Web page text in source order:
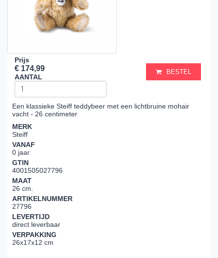
Prijs
€ 174,99
AANTAL
BESTEL
Een klassieke Steiff teddybeer met een lichtbruine mohair
vacht - 26 centimeter
MERK
Steiff
VANAF
0 jaar
GTIN
4001505027796
MAAT
26 cm.
ARTIKELNUMMER
27796
LEVERTIJD
direct leverbaar
VERPAKKING
26x17x12 cm